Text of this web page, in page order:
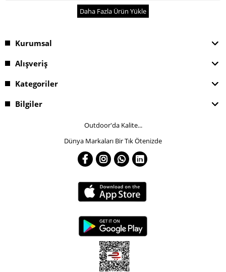
Daha Fazla Ürün Yükle
Kurumsal
Alışveriş
Kategoriler
Bilgiler
Outdoor'da Kalite...
Dünya Markaları Bir Tık Ötenizde